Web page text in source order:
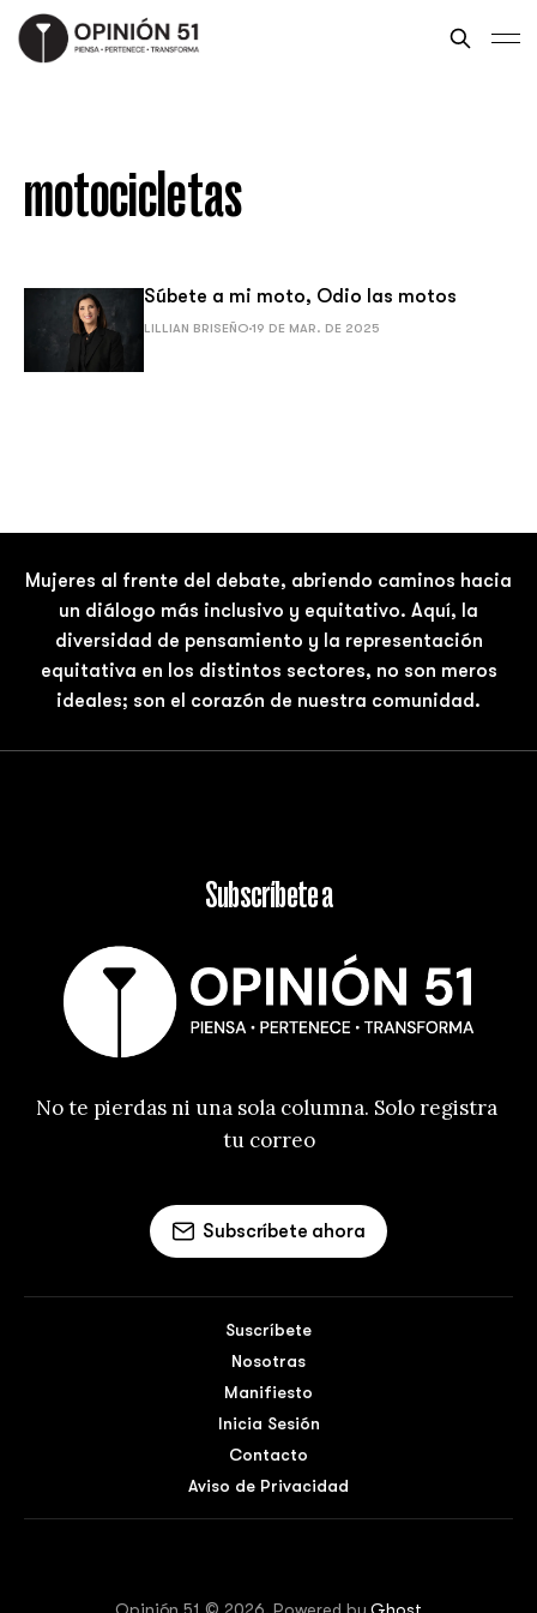
motocicletas
Súbete a mi moto, Odio las motos
LILLIAN BRISEÑO 19 DE MAR. DE 2025
Mujeres al frente del debate, abriendo caminos hacia
un diálogo más inclusivo y equitativo. Aquí, la
diversidad de pensamiento y la representación
equitativa en los distintos sectores, no son meros
ideales; son el corazón de nuestra comunidad.
Subscríbete a
No te pierdas ni una sola columna. Solo registra
tu correo
Subscríbete ahora
Suscríbete
Nosotras
Manifiesto
Inicia Sesión
Contacto
Aviso de Privacidad